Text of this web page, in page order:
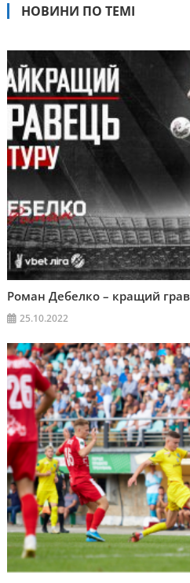
НОВИНИ ПО ТЕМІ
Роман Дебелко – кращий
25.10.2022